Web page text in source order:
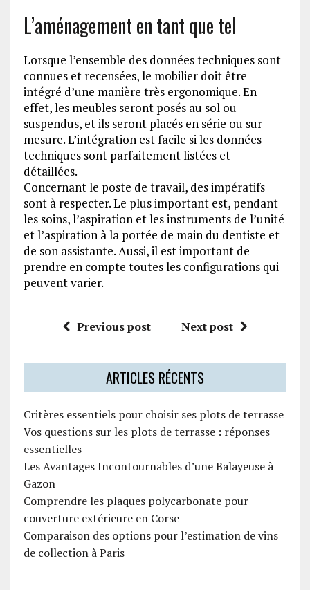
L’aménagement en tant que tel
Lorsque l’ensemble des données techniques sont
connues et recensées, le mobilier doit être
intégré d’une manière très ergonomique. En
effet, les meubles seront posés au sol ou
suspendus, et ils seront placés en série ou sur-
mesure. L’intégration est facile si les données
techniques sont parfaitement listées et
détaillées.
Concernant le poste de travail, des impératifs
sont à respecter. Le plus important est, pendant
les soins, l’aspiration et les instruments de l’unité
et l’aspiration à la portée de main du dentiste et
de son assistante. Aussi, il est important de
prendre en compte toutes les configurations qui
peuvent varier.
Previous post Next post
ARTICLES RÉCENTS
Critères essentiels pour choisir ses plots de terrasse
Vos questions sur les plots de terrasse : réponses
essentielles
Les Avantages Incontournables d’une Balayeuse à
Gazon
Comprendre les plaques polycarbonate pour
couverture extérieure en Corse
Comparaison des options pour l’estimation de vins
de collection à Paris